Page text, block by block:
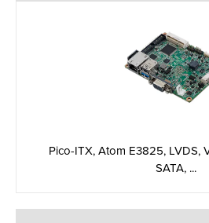
Pico-ITX, Atom E3825, LVDS,
SATA, ...